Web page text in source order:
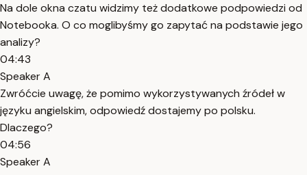
Na dole okna czatu widzimy też dodatkowe podpowiedzi od
Notebooka. O co moglibyśmy go zapytać na podstawie jego
analizy?
04:43
Speaker A
Zwróćcie uwagę, że pomimo wykorzystywanych źródeł w
języku angielskim, odpowiedź dostajemy po polsku.
Dlaczego?
04:56
Speaker A